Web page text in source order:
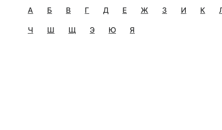
А Б В Г Д Е Ж З И К
Ч Ш Щ Э Ю Я